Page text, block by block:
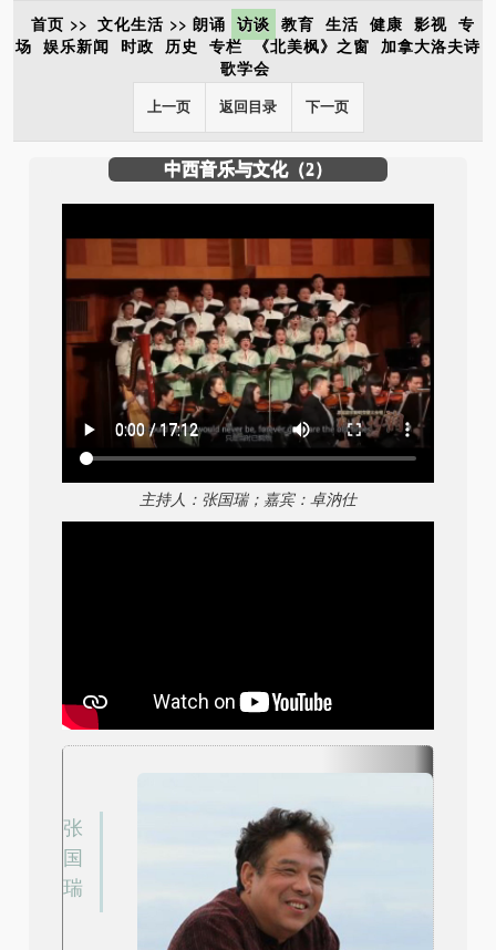
首页 >> 文化生活 >> 朗诵 访谈 教育 生活 健康 影视 专
场 娱乐新闻 时政 历史 专栏 《北美枫》之窗 加拿大洛夫诗
歌学会
上一页 返回目录 下一页
中西音乐与文化（2）
主持人：张国瑞；嘉宾：卓汭仕
张
国
瑞